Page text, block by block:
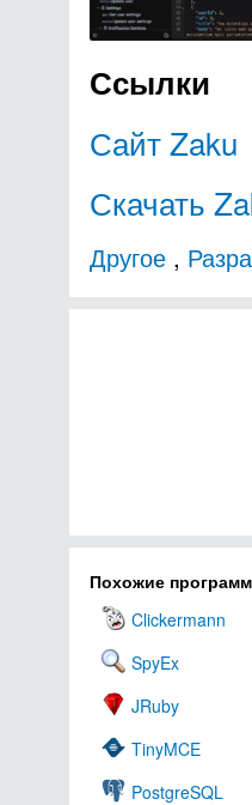
Ссылки
Сайт Zaku
Скачать
Другое ,
Похожие
Clickermann
SpyEx
JRuby
TinyMCE
PostgreSQL